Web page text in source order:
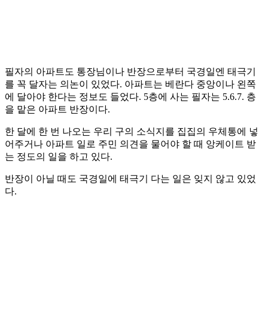
필자의 아파트도 통장님이나 반장으로부터 국경일엔 태극기
를 꼭 달자는 의논이 있었다. 아파트는 베란다 중앙이나 왼쪽
에 달아야 한다는 정보도 들었다. 5층에 사는 필자는 5.6.7. 층
을 맡은 아파트 반장이다.
한 달에 한 번 나오는 우리 구의 소식지를 집집의 우체통에 넣
어주거나 아파트 일로 주민 의견을 물어야 할 때 앙케이트 받
는 정도의 일을 하고 있다.
반장이 아닐 때도 국경일에 태극기 다는 일은 잊지 않고 있었
다.